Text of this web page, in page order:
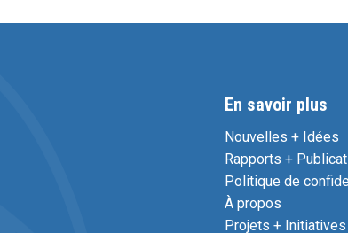
En savoir plus
Nouvelles + Idées
Rapports +
Politique de
À propos
Projets + Initiatives